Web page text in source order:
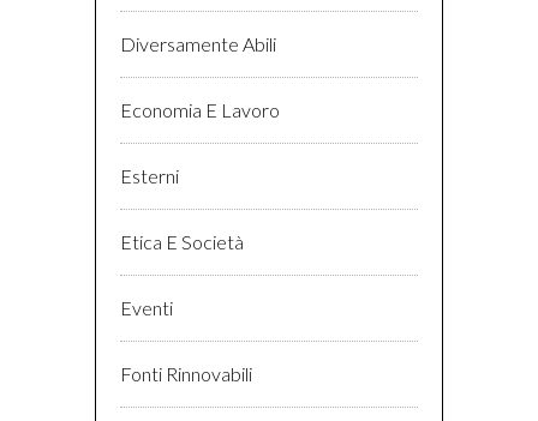
Diversamente Abili
Economia E Lavoro
Esterni
Etica E Società
Eventi
Fonti Rinnovabili